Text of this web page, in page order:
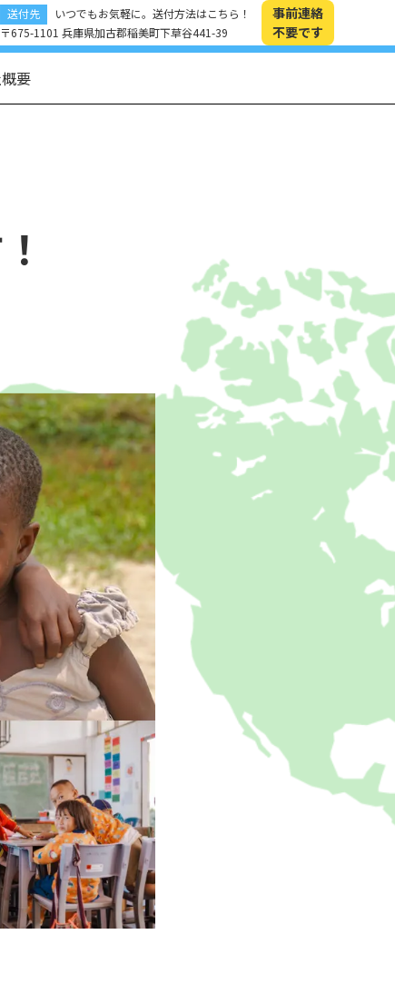
送付先
いつでもお気軽に。送付方法はこちら！
〒675-1101 兵庫県加古郡稲美町下草谷441-39
事前連絡
不要です
要